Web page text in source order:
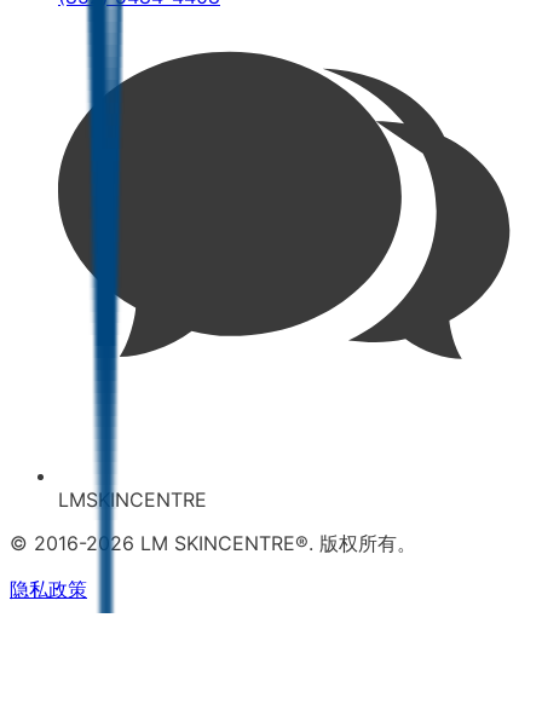
LMSKINCENTRE
© 2016-2026 LM SKINCENTRE®. 版权所有。
隐私政策